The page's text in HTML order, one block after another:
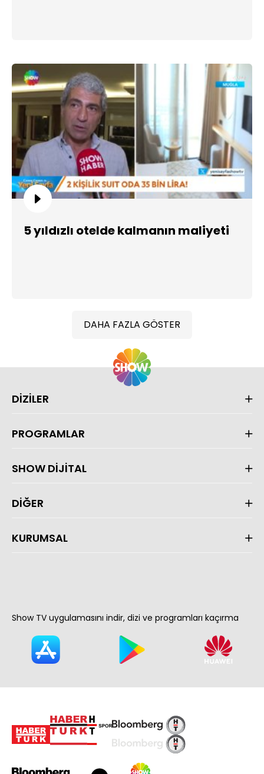
5 yıldızlı otelde kalmanın maliyeti
DAHA FAZLA GÖSTER
DİZİLER
PROGRAMLAR
SHOW DİJİTAL
DİĞER
KURUMSAL
Show TV uygulamasını indir, dizi ve programları kaçırma